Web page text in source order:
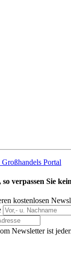
Portal
verpassen Sie
kostenlosen
Newsletter ist